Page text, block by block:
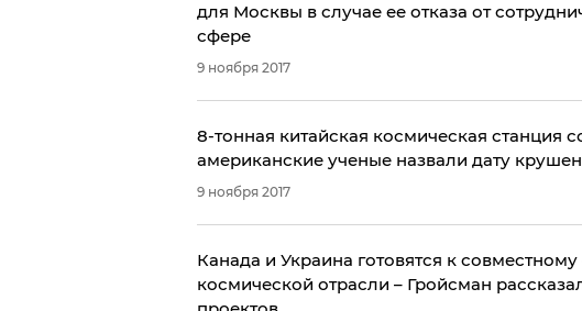
для Москвы в случае ее отказа от
сфере
9 ноября 2017
8-тонная китайская космическая станция
американские ученые назвали дату
9 ноября 2017
Канада и Украина готовятся к
космической отрасли – Гройсман